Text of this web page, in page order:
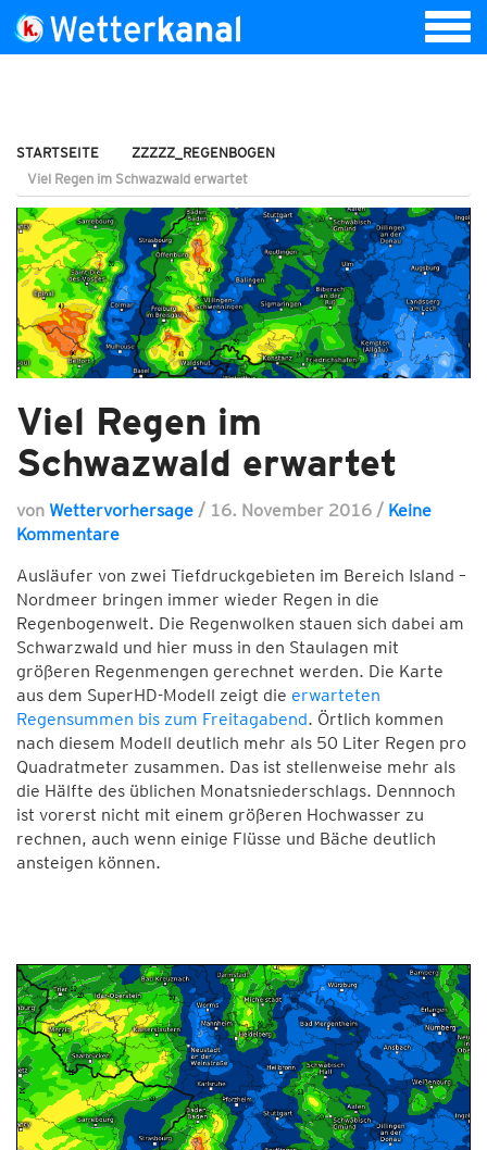
STARTSEITE
ZZZZZ_REGENBOGEN
Viel Regen im Schwazwald erwartet
Viel Regen im
Schwazwald erwartet
von Wettervorhersage / 16. November 2016 / Keine
Kommentare
Ausläufer von zwei Tiefdruckgebieten im Bereich Island –
Nordmeer bringen immer wieder Regen in die
Regenbogenwelt. Die Regenwolken stauen sich dabei am
Schwarzwald und hier muss in den Staulagen mit
größeren Regenmengen gerechnet werden. Die Karte
aus dem SuperHD-Modell zeigt die erwarteten
Regensummen bis zum Freitagabend. Örtlich kommen
nach diesem Modell deutlich mehr als 50 Liter Regen pro
Quadratmeter zusammen. Das ist stellenweise mehr als
die Hälfte des üblichen Monatsniederschlags. Dennnoch
ist vorerst nicht mit einem größeren Hochwasser zu
rechnen, auch wenn einige Flüsse und Bäche deutlich
ansteigen können.